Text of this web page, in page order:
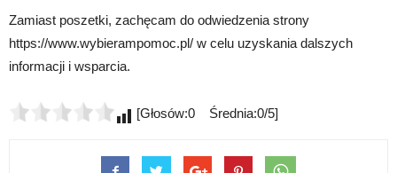
Zamiast poszetki, zachęcam do odwiedzenia strony
https://www.wybierampomoc.pl/ w celu uzyskania dalszych
informacji i wsparcia.
[Głosów:0 Średnia:0/5]